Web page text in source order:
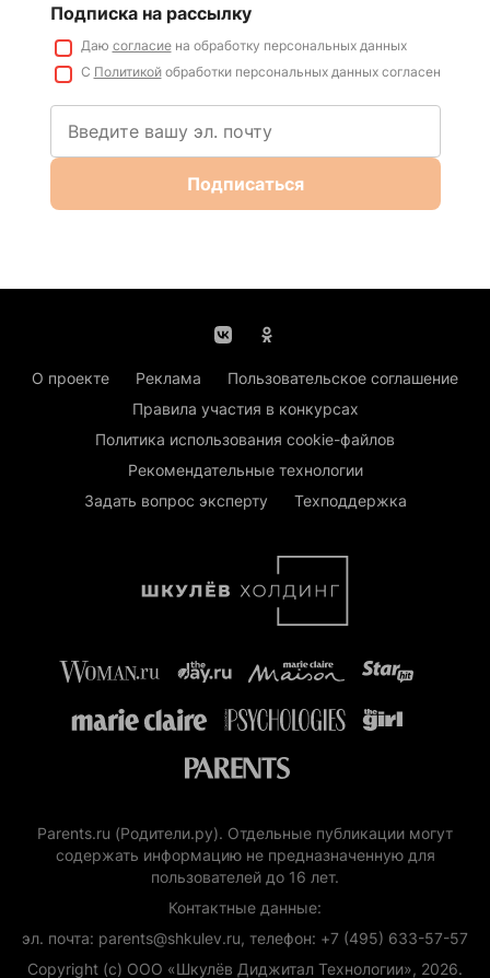
Подписка на рассылку
Даю согласиена обработку персональных данных
С Политикойобработки персональных данных согласен
Подписаться
О проекте Реклама
Пользовательское соглашение
Правила участия в конкурсах
Политика использования cookie-файлов
Рекомендательные технологии
Задать вопрос эксперту
Техподдержка
Parents.ru (Родители.ру). Отдельные публикации могут
содержать информацию не предназначенную для
пользователей до 16 лет.
Контактные данные:
эл. почта: parents@shkulev.ru, телефон: +7 (495) 633-57-57
Copyright (с) ООО «Шкулёв Диджитал Технологии», 2026.